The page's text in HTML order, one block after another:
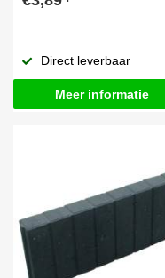
Direct leverbaar
Meer informatie